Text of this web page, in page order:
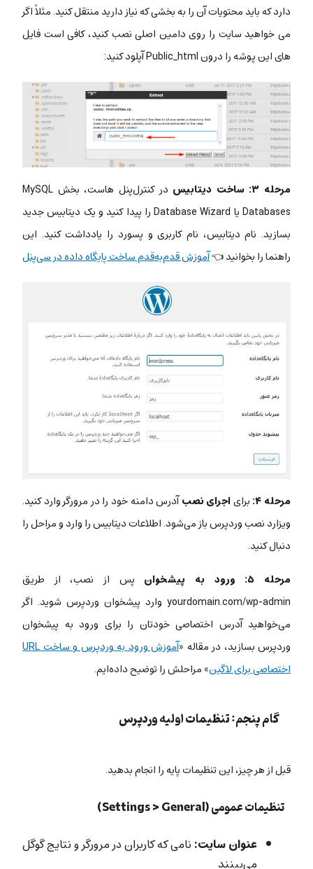
دارد که باید محتویات آن را به بخشی که نیاز دارید منتقل کنید. مثلاً اگر
می خواهید سایت را روی دامین اصلی نصب کنید، کافی است فایل
های این پوشه را درون Public_html آپلود کنید:
مرحله ۳: ساخت دیتابیس
در کنترل‌پنل هاست، بخش MySQL
Databases یا Database Wizard را پیدا کنید و یک دیتابیس جدید
بسازید. نام دیتابیس، نام کاربری و پسورد را یادداشت کنید. این
راهنما را بخوانید 👈آموزش قدم‌به‌قدم ساخت پایگاه داده در سی‌پنل
مرحله ۴: برایاجرای نصبآدرس دامنه خود را در مرورگر وارد کنید.
ویزارد نصب وردپرس باز می‌شود. اطلاعات دیتابیس را وارد و مراحل را
دنبال کنید.
مرحله ۵: ورود به پیشخوان
پس از نصب، از طریق
yourdomain.com/wp-admin وارد پیشخوان وردپرس شوید. اگر
می‌خواهید آدرس اختصاصی خودتان را برای ورود به پیشخوان
وردپرس بسازید، در مقاله «
آموزش ورود به وردپرس و ساخت URL
اختصاصی برای لاگین» مراحلش را توضیح داده‌ایم.
گام پنجم: تنظیمات اولیه وردپرس
قبل از هر چیز، این تنظیمات پایه را انجام بدهید.
تنظیمات عمومی (Settings > General)
عنوان سایت: نامی که کاربران در مرورگر و نتایج گوگل
می‌بینند